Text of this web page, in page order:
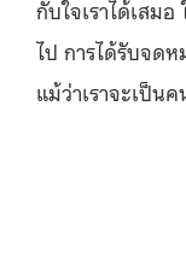
กับใจเราได้เสม
ไป การได้รับจด
แม้ว่าเราจะเป็น